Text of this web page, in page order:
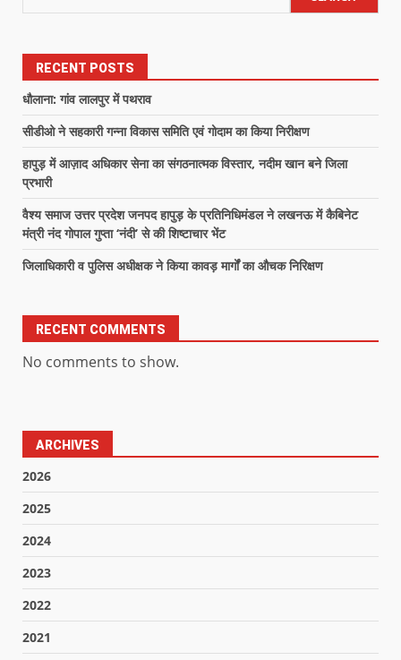
RECENT POSTS
धौलाना: गांव लालपुर में पथराव
सीडीओ ने सहकारी गन्ना विकास समिति एवं गोदाम का किया निरीक्षण
हापुड़ में आज़ाद अधिकार सेना का संगठनात्मक विस्तार, नदीम खान बने जिला
प्रभारी
वैश्य समाज उत्तर प्रदेश जनपद हापुड़ के प्रतिनिधिमंडल ने लखनऊ में कैबिनेट
मंत्री नंद गोपाल गुप्ता ‘नंदी’ से की शिष्टाचार भेंट
जिलाधिकारी व पुलिस अधीक्षक ने किया कावड़ मार्गों का औचक निरिक्षण
RECENT COMMENTS
No comments to show.
ARCHIVES
2026
2025
2024
2023
2022
2021